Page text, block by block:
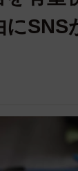
SNS